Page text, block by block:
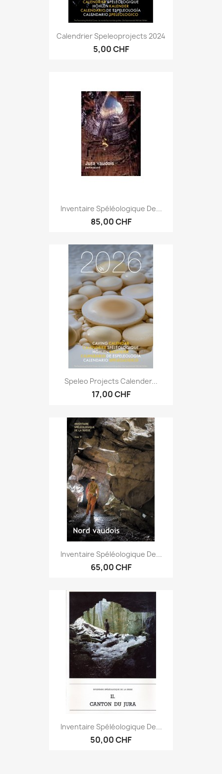
Calendrier Speleoprojects 2024
5,00 CHF
Inventaire Spéléologique De...
85,00 CHF
Speleo Projects Calender...
17,00 CHF
Inventaire Spéléologique De...
65,00 CHF
Inventaire Spéléologique De...
50,00 CHF